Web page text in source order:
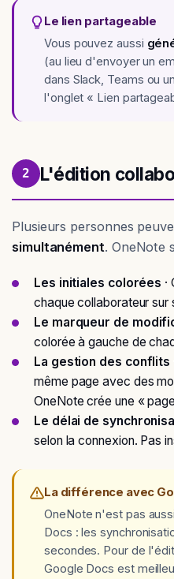
Le lien partageable
Vous pouvez aussi
(au lieu d'envoyer un
dans Slack, Teams ou
l'onglet « Lien
2 L'édition
Plusieurs personnes
simultanément. OneNote
Les initiales colorées
chaque collaborateur
Le marqueur de
colorée à gauche de
La gestion des conflits
même page avec des
OneNote crée une «
Le délai de
selon la connexion. Pas
La différence avec
OneNote n'est pas
Docs : les
secondes. Pour de
Google Docs est